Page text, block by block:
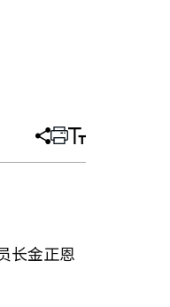
分
文
打 调
大
长金正恩